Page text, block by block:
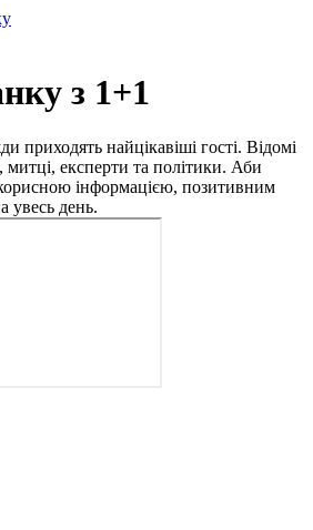
з 1+1
приходять найцікавіші гості. Відомі
митці, експерти та політики. Аби
інформацією, позитивним
увесь день.